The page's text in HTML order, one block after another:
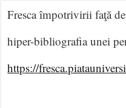
Fresca împotrivirii faţă
hiper-bibliografia unei
https://